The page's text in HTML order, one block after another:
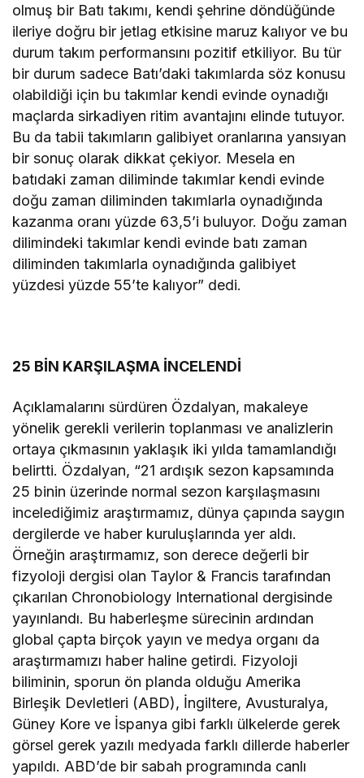
olmuş bir Batı takımı, kendi şehrine döndüğünde
ileriye doğru bir jetlag etkisine maruz kalıyor ve bu
durum takım performansını pozitif etkiliyor. Bu tür
bir durum sadece Batı’daki takımlarda söz konusu
olabildiği için bu takımlar kendi evinde oynadığı
maçlarda sirkadiyen ritim avantajını elinde tutuyor.
Bu da tabii takımların galibiyet oranlarına yansıyan
bir sonuç olarak dikkat çekiyor. Mesela en
batıdaki zaman diliminde takımlar kendi evinde
doğu zaman diliminden takımlarla oynadığında
kazanma oranı yüzde 63,5’i buluyor. Doğu zaman
dilimindeki takımlar kendi evinde batı zaman
diliminden takımlarla oynadığında galibiyet
yüzdesi yüzde 55’te kalıyor” dedi.
25 BİN KARŞILAŞMA İNCELENDİ
Açıklamalarını sürdüren Özdalyan, makaleye
yönelik gerekli verilerin toplanması ve analizlerin
ortaya çıkmasının yaklaşık iki yılda tamamlandığı
belirtti. Özdalyan, “21 ardışık sezon kapsamında
25 binin üzerinde normal sezon karşılaşmasını
incelediğimiz araştırmamız, dünya çapında saygın
dergilerde ve haber kuruluşlarında yer aldı.
Örneğin araştırmamız, son derece değerli bir
fizyoloji dergisi olan Taylor & Francis tarafından
çıkarılan Chronobiology International dergisinde
yayınlandı. Bu haberleşme sürecinin ardından
global çapta birçok yayın ve medya organı da
araştırmamızı haber haline getirdi. Fizyoloji
biliminin, sporun ön planda olduğu Amerika
Birleşik Devletleri (ABD), İngiltere, Avusturalya,
Güney Kore ve İspanya gibi farklı ülkelerde gerek
görsel gerek yazılı medyada farklı dillerde haberler
yapıldı. ABD’de bir sabah programında canlı